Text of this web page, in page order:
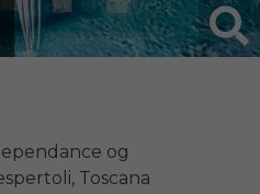
og
Toscana